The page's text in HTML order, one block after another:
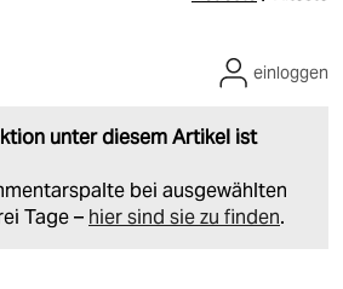
unter diesem Artikel ist
bei ausgewählten
Tage – hier sind sie zu finden.
einloggen